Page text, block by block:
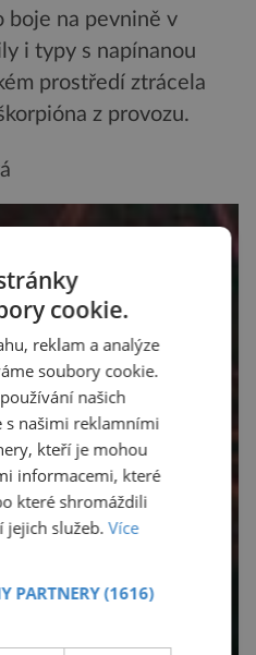
boje na pevnině v
i typy s napínanou
prostředí ztrácela
z provozu.
cookie.
reklam a analýze
soubory cookie.
našich
s našimi reklamními
kteří je mohou
informacemi, které
které shromáždili
jejich služeb.Více
PARTNERY(1616)